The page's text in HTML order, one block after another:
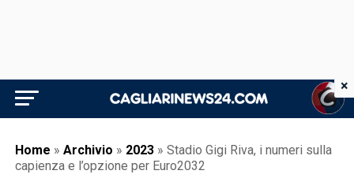
Home » Archivio » 2023 » Stadio Gigi Riva, i numeri sulla
capienza e l’opzione per Euro2032
×